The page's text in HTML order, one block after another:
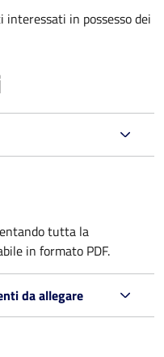
in possesso dei
tutta la
in formato PDF.
da allegare